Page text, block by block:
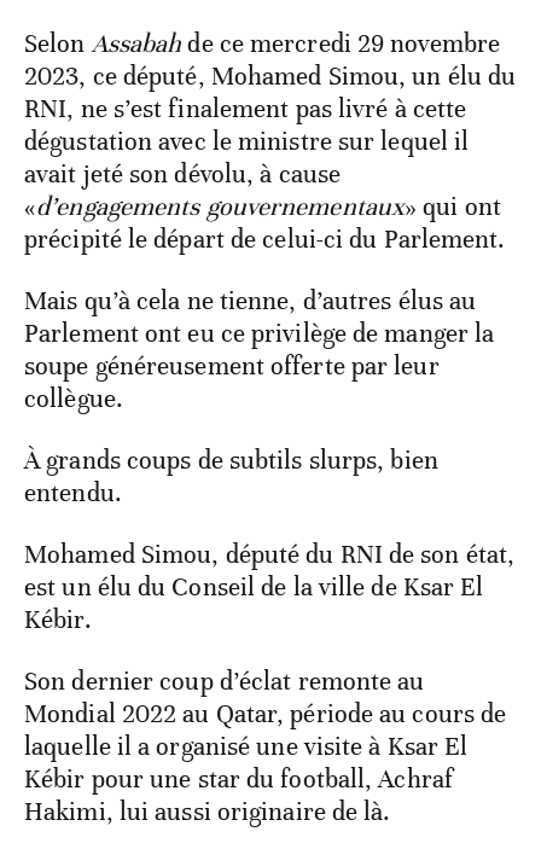
SelonAssabahde ce mercredi 29 novembre
2023, ce député, Mohamed Simou, un élu du
RNI, ne s’est finalement pas livré à cette
dégustation avec le ministre sur lequel il
avait jeté son dévolu, à cause
«d’engagements gouvernementaux» qui ont
précipité le départ de celui-ci du Parlement.
Mais qu’à cela ne tienne, d’autres élus au
Parlement ont eu ce privilège de manger la
soupe généreusement offerte par leur
collègue.
À grands coups de subtils slurps, bien
entendu.
Mohamed Simou, député du RNI de son état,
est un élu du Conseil de la ville de Ksar El
Kébir.
Son dernier coup d’éclat remonte au
Mondial 2022 au Qatar, période au cours de
laquelle il a organisé une visite à Ksar El
Kébir pour une star du football, Achraf
Hakimi, lui aussi originaire de là.